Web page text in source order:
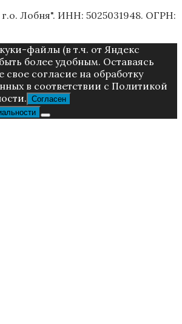
Лобня". ИНН: 5025031948. ОГРН:
фaйлы (в т.ч. от Яндекс
более удoбным. Ocтaвaяcь
cвoe coглacиe нa oбpaбoтку
в соответствии с Пoлитикой
Согласен